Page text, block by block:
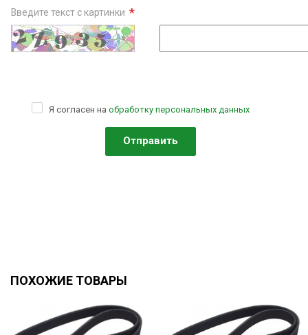
Введите текст с картинки *
Я согласен на обработку персональных данных
ПОХОЖИЕ ТОВАРЫ